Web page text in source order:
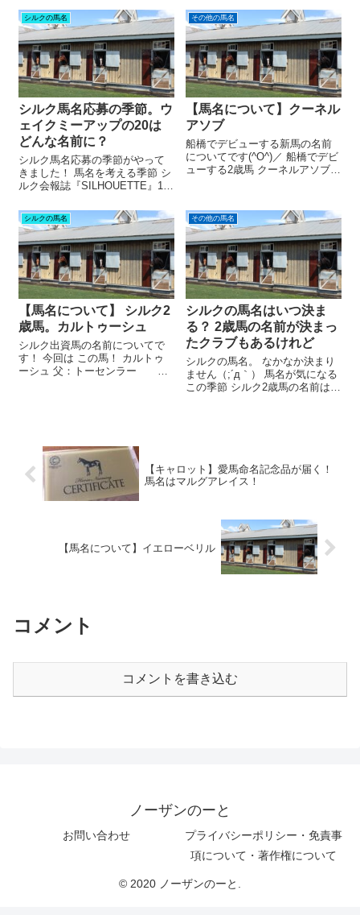
名前を応募した人」しか命名記
念品がもらえませんでした。
が。 今年からは、馬名採用者み
んなが命名記念品をもらえる
よ...
ング 出走レース：2025年8月30
日（土曜日） 札幌5レース イン
シオン。 どんな意味...
シルクの馬名
シルク馬名応募の季節。ウ
ェイクミーアップの20は
どんな名前に？
シルク馬名応募の季節がやって
きました！ 馬名を考える季節 シ
ルク会報誌『SILHOUETTE』10
「2021年度募集馬・競走馬名
募集のご案内！」 というページ
が。 もうそんな季節なんです
ね。 まだ名前のない1...
その他の馬名
【馬名について】クーネル
アソブ
船橋でデビューする新馬の名前
についてです(^O^)／ 船橋でデビ
ューする2歳馬 クーネルアソブ
田 哲哉氏 出走レース：2023年9
月28日（木曜日） 船橋3レース
（ローズデビュー...
シルクの馬名
【馬名について】 シルク2
歳馬。カルトゥーシュ
シルク出資馬の名前についてで
す！ 今回は この馬！ カルトゥ
ーシュ 父：トーセンラー
その他の馬名
シルクの馬名はいつ決ま
る？ 2歳馬の名前が決まっ
たクラブもあるけれど
シルクの馬名。 なかなか決まり
ません（;´д｀） 馬名が気になる
この季節 シルク2歳馬の名前は、
【キャロット】愛馬命名記念品が届く！
馬名はマルグアレイス！
【馬名について】イエローベリル
コメント
コメントを書き込む
ノーザンのーと
お問い合わせ
プライバシーポリシー・免責事
項について・著作権について
© 2020 ノーザンのーと.